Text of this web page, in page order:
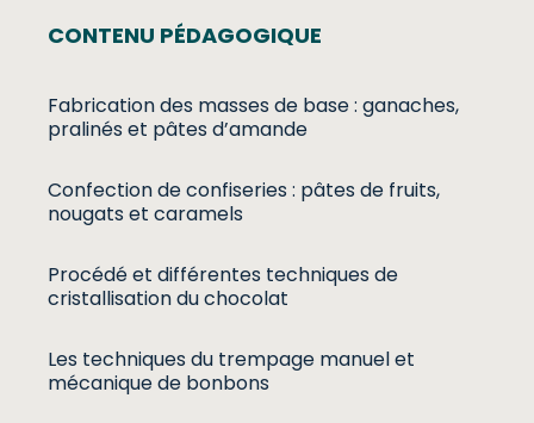
CONTENU PÉDAGOGIQUE
Fabrication des masses de base : ganaches,
pralinés et pâtes d’amande
Confection de confiseries : pâtes de fruits,
nougats et caramels
Procédé et différentes techniques de
cristallisation du chocolat
Les techniques du trempage manuel et
mécanique de bonbons